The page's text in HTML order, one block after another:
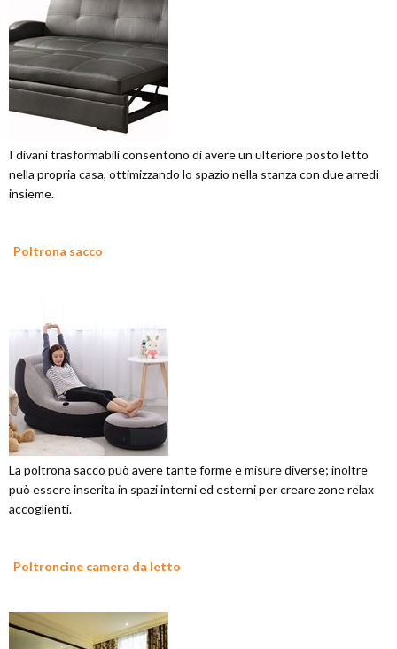
I divani trasformabili consentono di avere un ulteriore posto letto
nella propria casa, ottimizzando lo spazio nella stanza con due arredi
insieme.
Poltrona sacco
La poltrona sacco può avere tante forme e misure diverse; inoltre
può essere inserita in spazi interni ed esterni per creare zone relax
accoglienti.
Poltroncine camera da letto